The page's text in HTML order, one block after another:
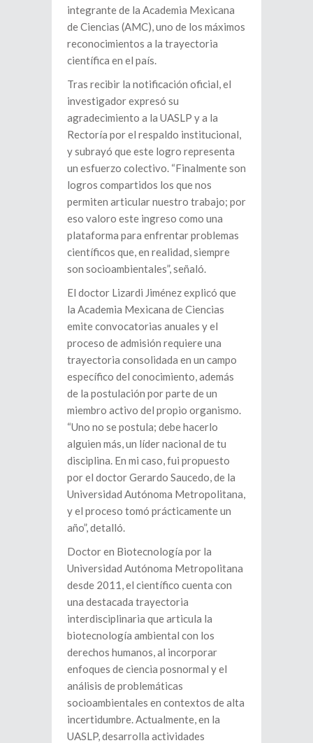
integrante de la Academia Mexicana
de Ciencias (AMC), uno de los máximos
reconocimientos a la trayectoria
científica en el país.
Tras recibir la notificación oficial, el
investigador expresó su
agradecimiento a la UASLP y a la
Rectoría por el respaldo institucional,
y subrayó que este logro representa
un esfuerzo colectivo. “Finalmente son
logros compartidos los que nos
permiten articular nuestro trabajo; por
eso valoro este ingreso como una
plataforma para enfrentar problemas
científicos que, en realidad, siempre
son socioambientales”, señaló.
El doctor Lizardi Jiménez explicó que
la Academia Mexicana de Ciencias
emite convocatorias anuales y el
proceso de admisión requiere una
trayectoria consolidada en un campo
específico del conocimiento, además
de la postulación por parte de un
miembro activo del propio organismo.
“Uno no se postula; debe hacerlo
alguien más, un líder nacional de tu
disciplina. En mi caso, fui propuesto
por el doctor Gerardo Saucedo, de la
Universidad Autónoma Metropolitana,
y el proceso tomó prácticamente un
año”, detalló.
Doctor en Biotecnología por la
Universidad Autónoma Metropolitana
desde 2011, el científico cuenta con
una destacada trayectoria
interdisciplinaria que articula la
biotecnología ambiental con los
derechos humanos, al incorporar
enfoques de ciencia posnormal y el
análisis de problemáticas
socioambientales en contextos de alta
incertidumbre. Actualmente, en la
UASLP, desarrolla actividades